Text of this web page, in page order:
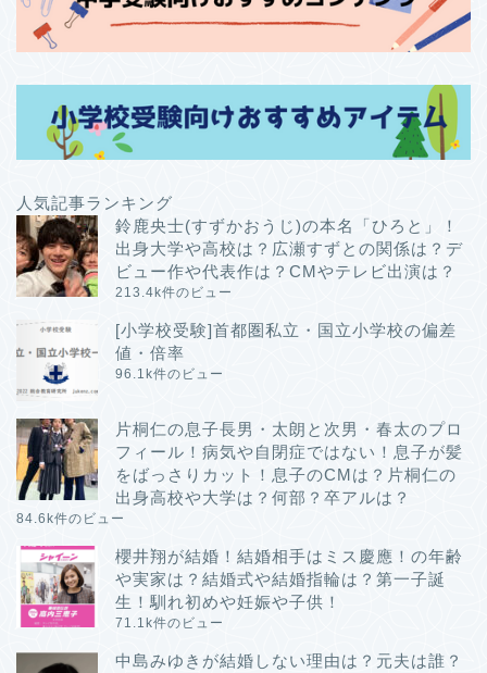
人気記事ランキング
鈴鹿央士(すずかおうじ)の本名「ひろと」！
出身大学や高校は？広瀬すずとの関係は？デ
ビュー作や代表作は？CMやテレビ出演は？
213.4k件のビュー
[小学校受験]首都圏私立・国立小学校の偏差
値・倍率
96.1k件のビュー
片桐仁の息子長男・太朗と次男・春太のプロ
フィール！病気や自閉症ではない！息子が髪
をばっさりカット！息子のCMは？片桐仁の
出身高校や大学は？何部？卒アルは？
84.6k件のビュー
櫻井翔が結婚！結婚相手はミス慶應！の年齢
や実家は？結婚式や結婚指輪は？第一子誕
生！馴れ初めや妊娠や子供！
71.1k件のビュー
中島みゆきが結婚しない理由は？元夫は誰？